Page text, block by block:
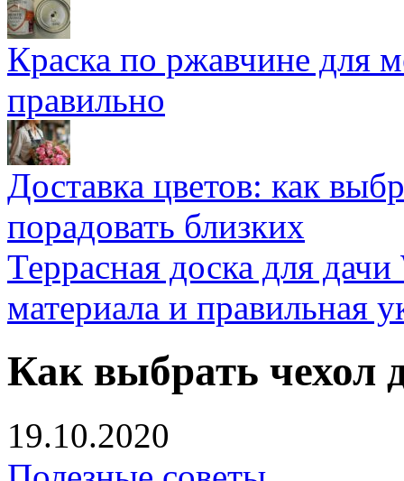
Краска по ржавчине для
правильно
Доставка цветов: как
порадовать близких
Террасная доска для
материала и правильная
Как выбрать чехол
19.10.2020